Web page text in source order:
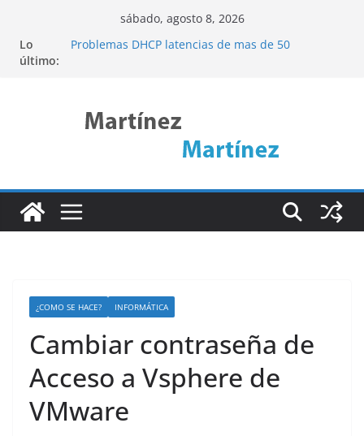
contenido
sábado, agosto 8, 2026
Lo
último:
Problemas DHCP latencias de mas de 50
Descubre ncdu: La Herramienta de Linux para
Analizar el Uso del Disco de Forma Eficiente
¿COMO SE HACE? INFORMÁTICA
Cambiar contraseña de
Acceso a Vsphere de
VMware